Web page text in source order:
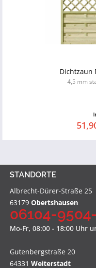
Dichtzaun
4,5 mm
STANDORTE
Albrecht-Dürer-Straße 25
63179 Obertshausen
06104-
Mo-Fr, 08:00 - 18:00 Uhr
Gutenbergstraße 20
64331 Weiterstadt